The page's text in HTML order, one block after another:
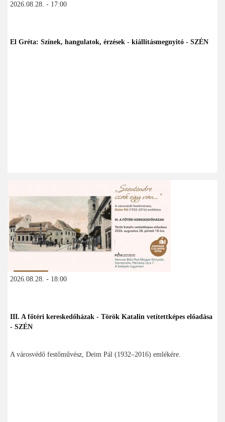
2026.08.28. - 17:00
El Gréta: Színek, hangulatok, érzések - kiállításmegnyitó - SZÉN
2026.08.28. - 18:00
III. A főtéri kereskedőházak - Török Katalin vetítettképes előadása
- SZÉN
A városvédő festőművész, Deim Pál (1932–2016) emlékére.